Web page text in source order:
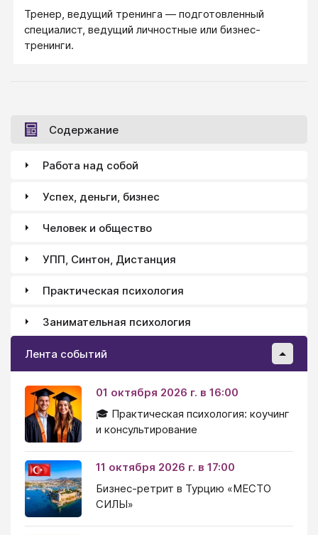
Тренер, ведущий тренинга ― подготовленный
специалист, ведущий личностные или бизнес-
тренинги.
Содержание
Работа над собой
Успех, деньги, бизнес
Человек и общество
УПП, Синтон, Дистанция
Практическая психология
Занимательная психология
Лента событий
01 октября 2026 г. в 16:00
🎓 Практическая психология: коучинг
и консультирование
11 октября 2026 г. в 17:00
Бизнес-ретрит в Турцию «МЕСТО
СИЛЫ»